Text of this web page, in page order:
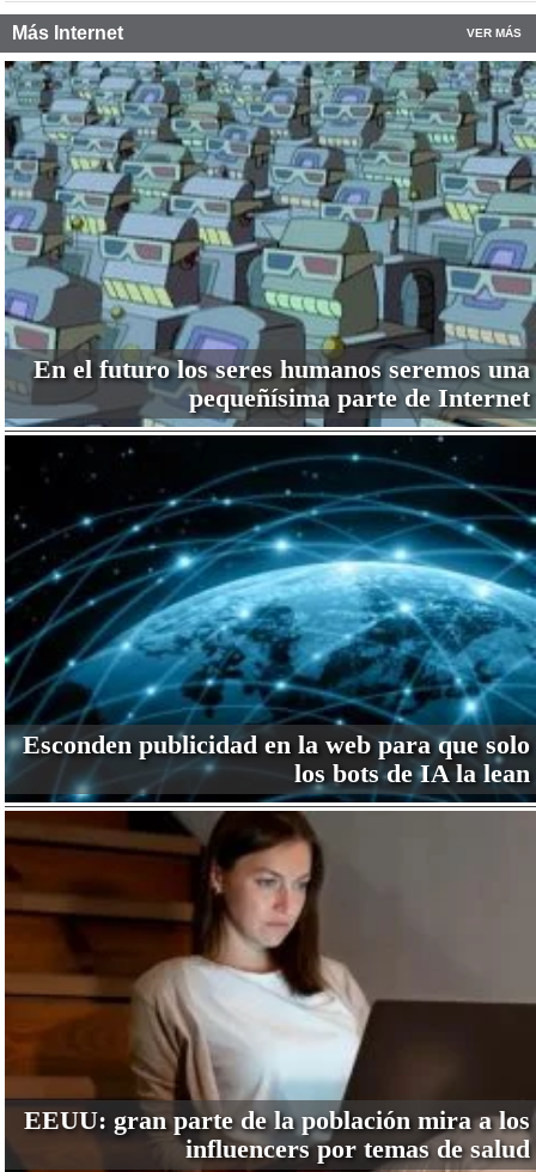
Más Internet VER MÁS
En el futuro los seres humanos seremos una
pequeñísima parte de Internet
Esconden publicidad en la web para que solo
los bots de IA la lean
EEUU: gran parte de la población mira a los
influencers por temas de salud